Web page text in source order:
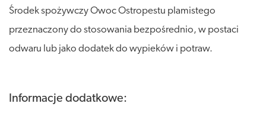
Środek spożywczy Owoc Ostropestu plamistego
przeznaczony do stosowania bezpośrednio, w postaci
odwaru lub jako dodatek do wypieków i potraw.
Informacje dodatkowe: